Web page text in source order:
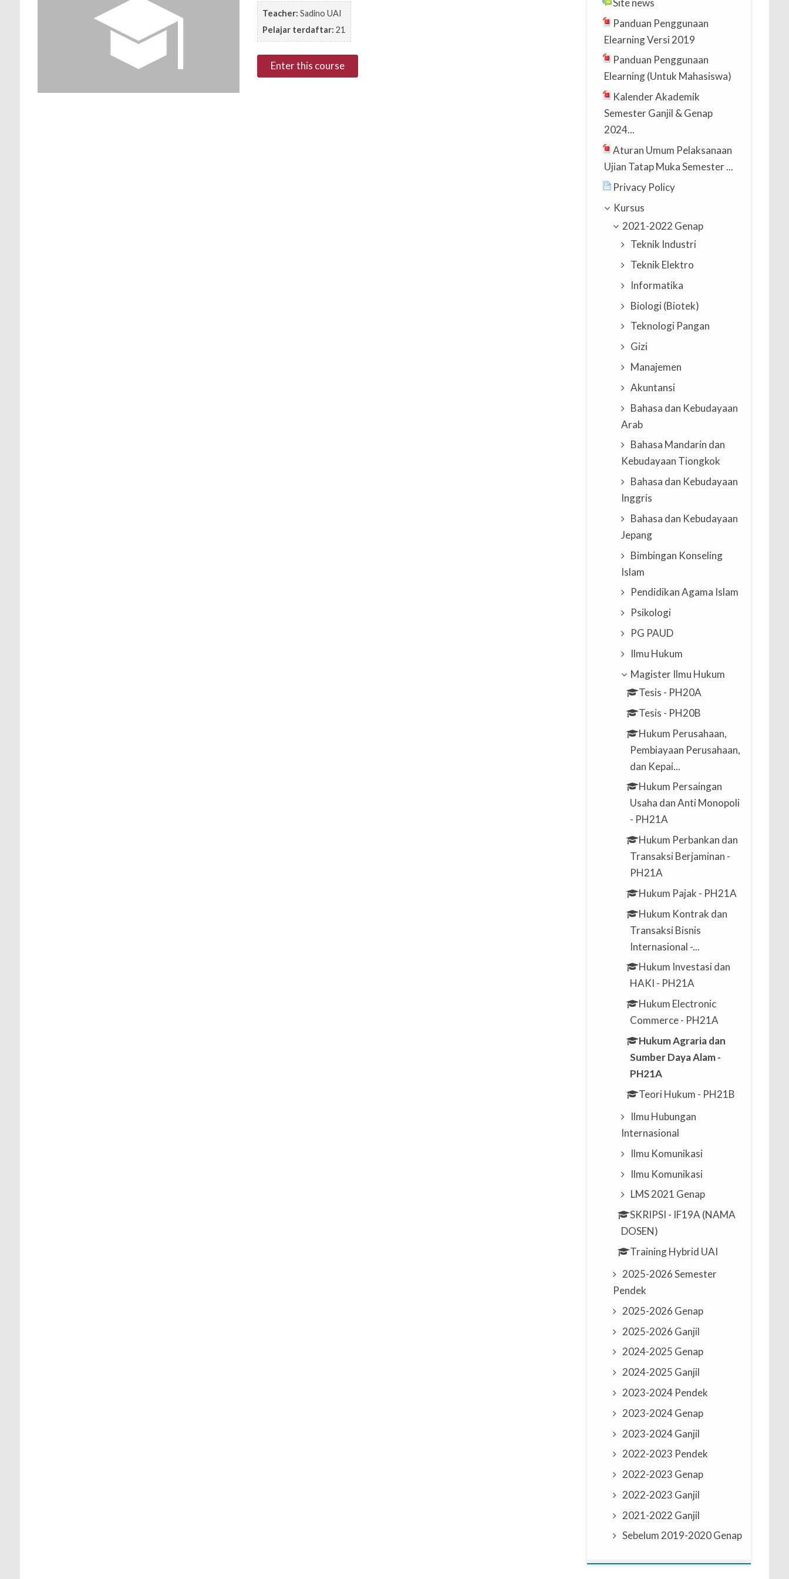
Teacher: Sadino UAI
Pelajar terdaftar: 21
Enter this course
Site news
Panduan Penggunaan
Elearning Versi 2019
Panduan Penggunaan
Elearning (Untuk Mahasiswa)
Kalender Akademik
Semester Ganjil & Genap
2024...
Aturan Umum Pelaksanaan
Ujian Tatap Muka Semester ...
Privacy Policy
Kursus
2021-2022 Genap
Teknik Industri
Teknik Elektro
Informatika
Biologi (Biotek)
Teknologi Pangan
Gizi
Manajemen
Akuntansi
Bahasa dan Kebudayaan
Arab
Bahasa Mandarin dan
Kebudayaan Tiongkok
Bahasa dan Kebudayaan
Inggris
Bahasa dan Kebudayaan
Jepang
Bimbingan Konseling
Islam
Pendidikan Agama Islam
Psikologi
PG PAUD
Ilmu Hukum
Magister Ilmu Hukum
Tesis - PH20A
Tesis - PH20B
Hukum Perusahaan,
Pembiayaan Perusahaan,
dan Kepai...
Hukum Persaingan
Usaha dan Anti Monopoli
- PH21A
Hukum Perbankan dan
Transaksi Berjaminan -
PH21A
Hukum Pajak - PH21A
Hukum Kontrak dan
Transaksi Bisnis
Internasional -...
Hukum Investasi dan
HAKI - PH21A
Hukum Electronic
Commerce - PH21A
Hukum Agraria dan
Sumber Daya Alam -
PH21A
Teori Hukum - PH21B
Ilmu Hubungan
Internasional
Ilmu Komunikasi
Ilmu Komunikasi
LMS 2021 Genap
SKRIPSI - IF19A (NAMA
DOSEN)
Training Hybrid UAI
2025-2026 Semester
Pendek
2025-2026 Genap
2025-2026 Ganjil
2024-2025 Genap
2024-2025 Ganjil
2023-2024 Pendek
2023-2024 Genap
2023-2024 Ganjil
2022-2023 Pendek
2022-2023 Genap
2022-2023 Ganjil
2021-2022 Ganjil
Sebelum 2019-2020 Genap